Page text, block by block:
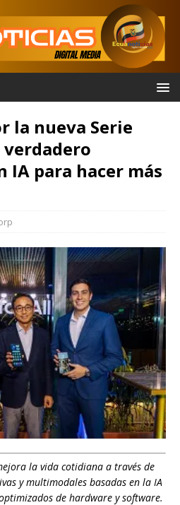
la nueva Serie
verdadero
IA para hacer más
la vida cotidiana a través de
y multimodales basadas en la IA
de hardware y software.